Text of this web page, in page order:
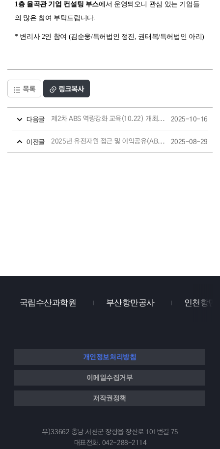
1층 율곡관 기업 컨설팅 부스에서 운영되오니 관심 있는 기업들
의 많은 참여 부탁드립니다.
* 변리사 2인 참여 (김순웅/특허법인 정진, 권태복/특허법인 아리)
목록 링크복사
다음글 제2차 ABS 역량강화 교육(10.22) 개최 안내 2025-10-16
이전글 2025년 유전자원 접근 및 이익공유(ABS) 숏폼 공모전 안내 2025-08-29
국립수산과학원 부산항만공사 인천항만
개인정보처리방침
이메일수집거부
저작권정책
우)33662 충남 서천군 장항읍 장산로 101번길 75
대표전화. 042-288-2114